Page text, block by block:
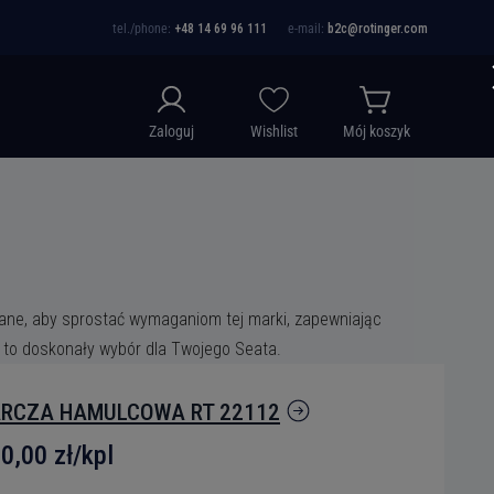
tel./phone: +48 14 69 96 111 e-mail: b2c@rotinger.com
Zaloguj Wishlist Mój koszyk
aby sprostać wymaganiom tej marki, zapewniając
doskonały wybór dla Twojego Seata.
HAMULCOWA RT 22112
zł/kpl